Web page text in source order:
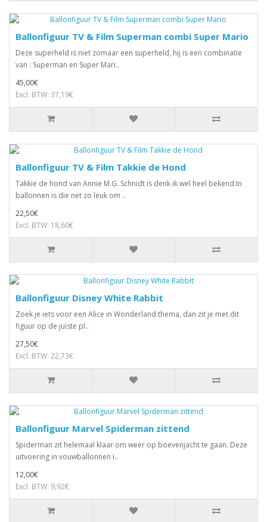
Ballonfiguur TV & Film Superman combi Super Mario
Deze superheld is niet zomaar een superheld, hij is een combinatie
van : Superman en Super Mari..
45,00€
Excl. BTW: 37,19€
Ballonfiguur TV & Film Takkie de Hond
Takkie de hond van Annie M.G. Schnidt is denk ik wel heel bekend.In
ballonnen is die net zo leuk om ..
22,50€
Excl. BTW: 18,60€
Ballonfiguur Disney White Rabbit
Zoek je iets voor een Alice in Wonderland thema, dan zit je met dit
figuur op de juiste pl..
27,50€
Excl. BTW: 22,73€
Ballonfiguur Marvel Spiderman zittend
Spiderman zit helemaal klaar om weer op boevenjacht te gaan. Deze
uitvoering in vouwballonnen i..
12,00€
Excl. BTW: 9,92€